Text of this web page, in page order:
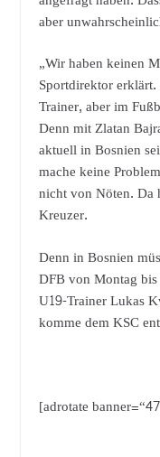
aber
„Wir haben keinen
Sportdirektor
Trainer, aber im
Denn mit Zlatan
aktuell in Bosnien
mache keine
nicht von Nöten. Da
Kreuzer.
Denn in Bosnien
DFB von Montag
U19-Trainer Lukas
komme dem KSC
[adrotate